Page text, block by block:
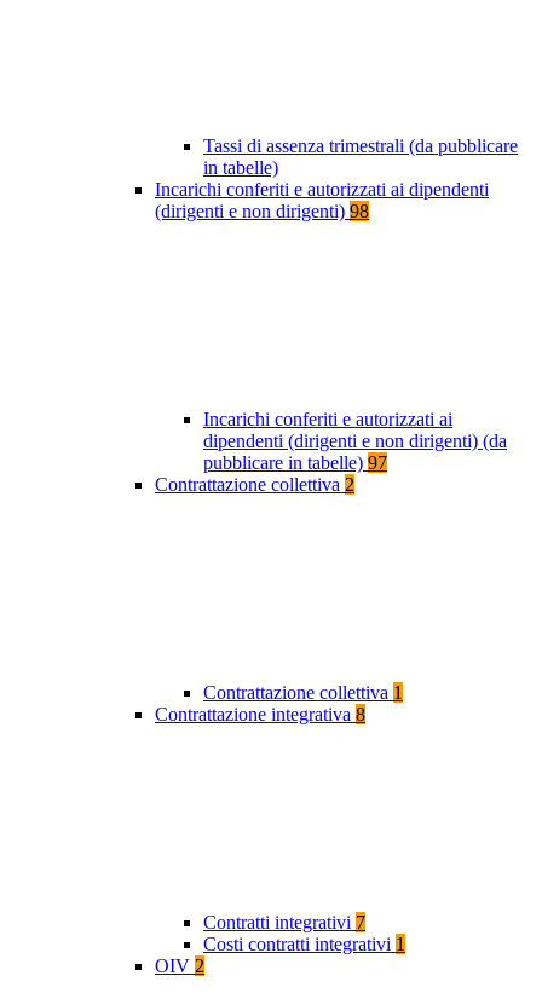
Tassi di assenza trimestrali (da pubblicare
in tabelle)
Incarichi conferiti e autorizzati ai dipendenti
(dirigenti e non dirigenti) 98
Incarichi conferiti e autorizzati ai
dipendenti (dirigenti e non dirigenti) (da
pubblicare in tabelle) 97
Contrattazione collettiva 2
Contrattazione collettiva 1
Contrattazione integrativa 8
Contratti integrativi 7
Costi contratti integrativi 1
OIV 2